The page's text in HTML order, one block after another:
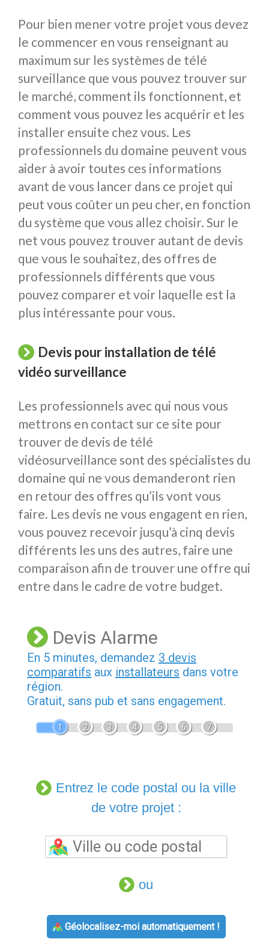
Pour bien mener votre projet vous devez
le commencer en vous renseignant au
maximum sur les systèmes de télé
surveillance que vous pouvez trouver sur
le marché, comment ils fonctionnent, et
comment vous pouvez les acquérir et les
installer ensuite chez vous. Les
professionnels du domaine peuvent vous
aider à avoir toutes ces informations
avant de vous lancer dans ce projet qui
peut vous coûter un peu cher, en fonction
du système que vous allez choisir. Sur le
net vous pouvez trouver autant de devis
que vous le souhaitez, des offres de
professionnels différents que vous
pouvez comparer et voir laquelle est la
plus intéressante pour vous.
Devis pour installation de télé
vidéo surveillance
Les professionnels avec qui nous vous
mettrons en contact sur ce site pour
trouver de devis de télé
vidéosurveillance sont des spécialistes du
domaine qui ne vous demanderont rien
en retour des offres qu’ils vont vous
faire. Les devis ne vous engagent en rien,
vous pouvez recevoir jusqu’à cinq devis
différents les uns des autres, faire une
comparaison afin de trouver une offre qui
entre dans le cadre de votre budget.
Devis Alarme
En 5 minutes, demandez 3 devis
comparatifs aux installateurs dans votre
région.
Gratuit, sans pub et sans engagement.
1 2 3 4 5 6 7
Entrez le code postal ou la ville
de votre projet :
ou
Géolocalisez-moi automatiquement !